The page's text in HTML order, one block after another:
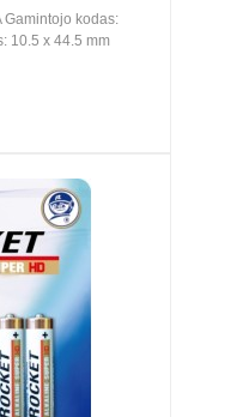
Gamintojo kodas:
10.5 x 44.5 mm